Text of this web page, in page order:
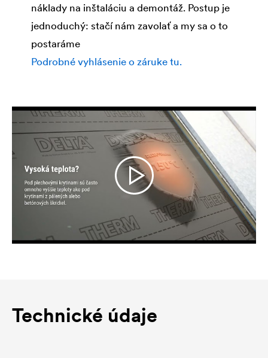
náklady na inštaláciu a demontáž. Postup je
jednoduchý: stačí nám zavolať a my sa o to
postaráme
Podrobné vyhlásenie o záruke tu.
Technické údaje